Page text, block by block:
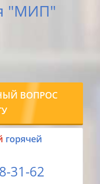
"МИП"
ВОПРОС
горячей
31-62